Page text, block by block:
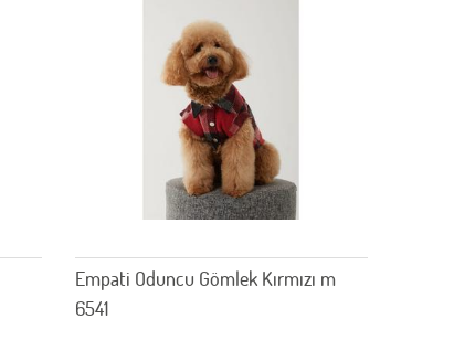
Empati Oduncu Gömlek Kırmızı m
6541